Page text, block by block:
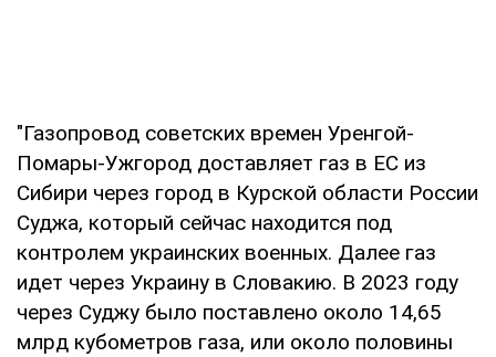
"Газопровод советских времен Уренгой-
Помары-Ужгород доставляет газ в ЕС из
Сибири через город в Курской области России
Суджа, который сейчас находится под
контролем украинских военных. Далее газ
идет через Украину в Словакию. В 2023 году
через Суджу было поставлено около 14,65
млрд кубометров газа, или около половины